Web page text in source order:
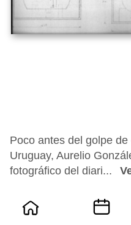
Poco antes del golpe
Uruguay, Aurelio
fotográfico del diari...